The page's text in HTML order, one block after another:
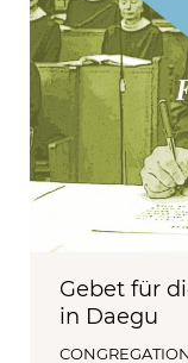
Gebet für
in Daegu